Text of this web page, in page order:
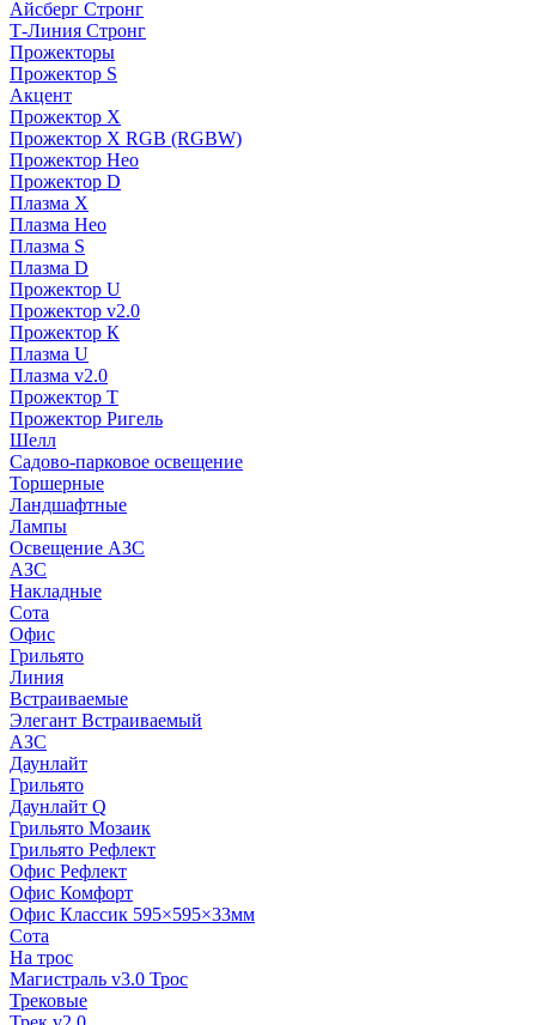
Айсберг Стронг
Т-Линия Стронг
Прожекторы
Прожектор S
Акцент
Прожектор X
Прожектор Х RGB (RGBW)
Прожектор Нео
Прожектор D
Плазма X
Плазма Нео
Плазма S
Плазма D
Прожектор U
Прожектор v2.0
Прожектор К
Плазма U
Плазма v2.0
Прожектор Т
Прожектор Ригель
Шелл
Садово-парковое освещение
Торшерные
Ландшафтные
Лампы
Освещение АЗС
АЗС
Накладные
Сота
Офис
Грильято
Линия
Встраиваемые
Элегант Встраиваемый
АЗС
Даунлайт
Грильято
Даунлайт Q
Грильято Мозаик
Грильято Рефлект
Офис Рефлект
Офис Комфорт
Офис Классик 595×595×33мм
Сота
На трос
Магистраль v3.0 Трос
Трековые